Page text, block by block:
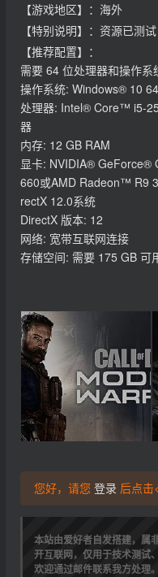
【游戏地区】：海外
【特别说明】：资源已测
【推荐配置】：
需要 64 位处理器和操作系
操作系统: Windows® 10
处理器: Intel® Core™ i5-
器
内存: 12 GB RAM
显卡: NVIDIA® GeForce®
660或AMD Radeon™ R9
rectX 12.0系统
DirectX 版本: 12
网络: 宽带互联网连接
存储空间: 需要 175 GB 可
您好，请您 登录 后点击
本站由爱好者自发搭建，属
开互联网，仅用于技术测试
欢迎通过邮件联系我方处理。